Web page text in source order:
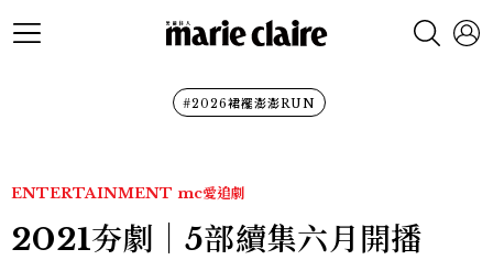
#2026裙襬澎澎RUN
ENTERTAINMENT mc愛追劇
2021夯劇｜5部續集六月開播